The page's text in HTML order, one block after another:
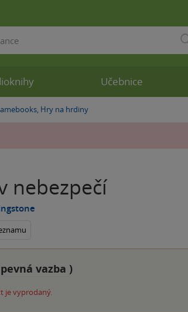
Hry na hrdiny
nebezpečí
pevná vazba )
je vyprodaný.
Učebnice